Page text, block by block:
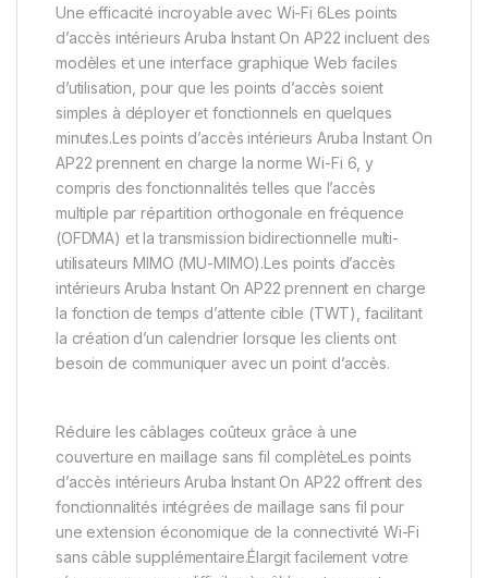
Une efficacité incroyable avec Wi-Fi 6Les points
d’accès intérieurs Aruba Instant On AP22 incluent des
modèles et une interface graphique Web faciles
d’utilisation, pour que les points d’accès soient
simples à déployer et fonctionnels en quelques
minutes.Les points d’accès intérieurs Aruba Instant On
AP22 prennent en charge la norme Wi-Fi 6, y
compris des fonctionnalités telles que l’accès
multiple par répartition orthogonale en fréquence
(OFDMA) et la transmission bidirectionnelle multi-
utilisateurs MIMO (MU-MIMO).Les points d’accès
intérieurs Aruba Instant On AP22 prennent en charge
la fonction de temps d’attente cible (TWT), facilitant
la création d’un calendrier lorsque les clients ont
besoin de communiquer avec un point d’accès.
Réduire les câblages coûteux grâce à une
couverture en maillage sans fil complèteLes points
d’accès intérieurs Aruba Instant On AP22 offrent des
fonctionnalités intégrées de maillage sans fil pour
une extension économique de la connectivité Wi-Fi
sans câble supplémentaire.Élargit facilement votre